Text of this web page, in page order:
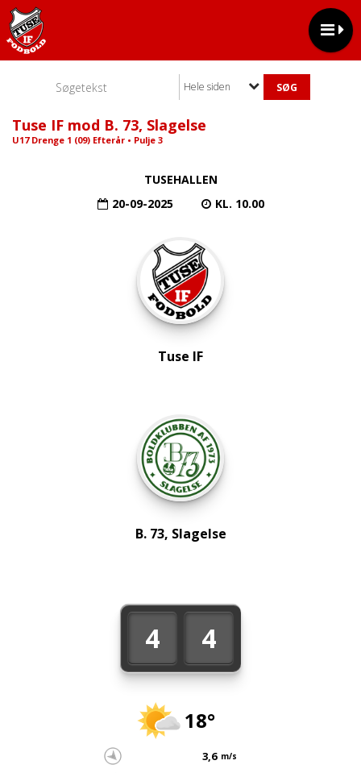
Hele siden
Tuse IF mod B. 73, Slagelse
U17 Drenge 1 (09) Efterår • Pulje 3
TUSEHALLEN
20-09-2025
KL. 10.00
Tuse IF
4 4
18°
3,6 m/s
B. 73, Slagelse